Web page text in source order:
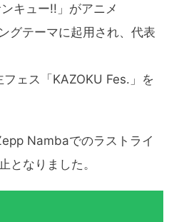
キュー!!」がアニメ
グテーマに起用され、代表
ェス「KAZOKU Fes.」を
Nambaでのラストライ
となりました。